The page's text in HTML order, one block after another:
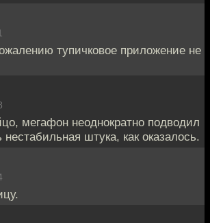
тупичковое приложение не
мегафон неоднократно подводил
нестабильная штука, как оказалось.